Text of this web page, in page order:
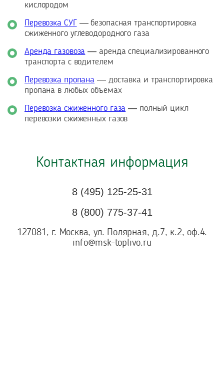
кислородом
Перевозка СУГ— безопасная транспортировка
сжиженного углеводородного газа
Аренда газовоза — аренда специализированного
транспорта с водителем
Перевозка пропана — доставка и транспортировка
пропана в любых объемах
Перевозка сжиженного газа — полный цикл
перевозки сжиженных газов
Контактная информация
8 (495) 125-25-31
8 (800) 775-37-41
127081, г. Москва, ул. Полярная, д.7, к.2, оф.4.
info@msk-toplivo.ru